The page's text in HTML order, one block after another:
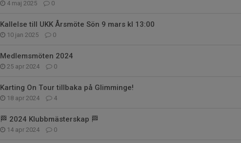
4 maj 2025 0
Kallelse till UKK Årsmöte Sön 9 mars kl 13:00
10 jan 2025 0
Medlemsmöten 2024
25 apr 2024 0
Karting On Tour tillbaka på Glimminge!
18 apr 2024 4
🏁 2024 Klubbmästerskap 🏁
14 apr 2024 0